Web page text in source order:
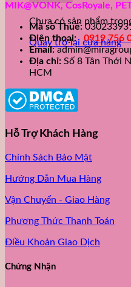
Chưa có sản phẩm
Quay trở lại cửa hàng
MIK@VONK, CosRoyale,
Mã số Thuế:
Điện thoại: 0919 756
Email:
Địa chỉ: Số 8 Tân Thới
HCM
Hỗ Trợ Khách Hàng
Chính Sách Bảo Mật
Hướng Dẫn Mua Hàng
Vận Chuyển - Giao Hàng
Phương Thức Thanh Toán
Điều Khoản Giao Dịch
Chứng Nhận